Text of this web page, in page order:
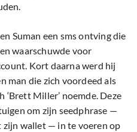
Suman een sms ontving die
en waarschuwde voor
Kort daarna werd hij
man die zich voordeed als
‘Brett Miller’ noemde. Deze
om zijn seedphrase —
zijn wallet — in te voeren op